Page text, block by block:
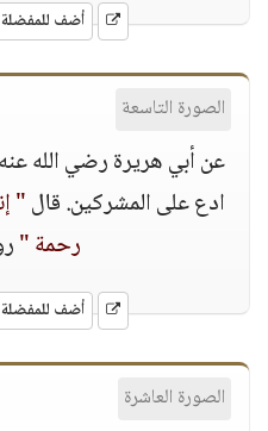
أضف للمفضلة
الصورة التاسعة
عن أبي هريرة رضي الله
ادع على المشركين. قال"
رحمة "
أضف للمفضلة
الصورة العاشرة